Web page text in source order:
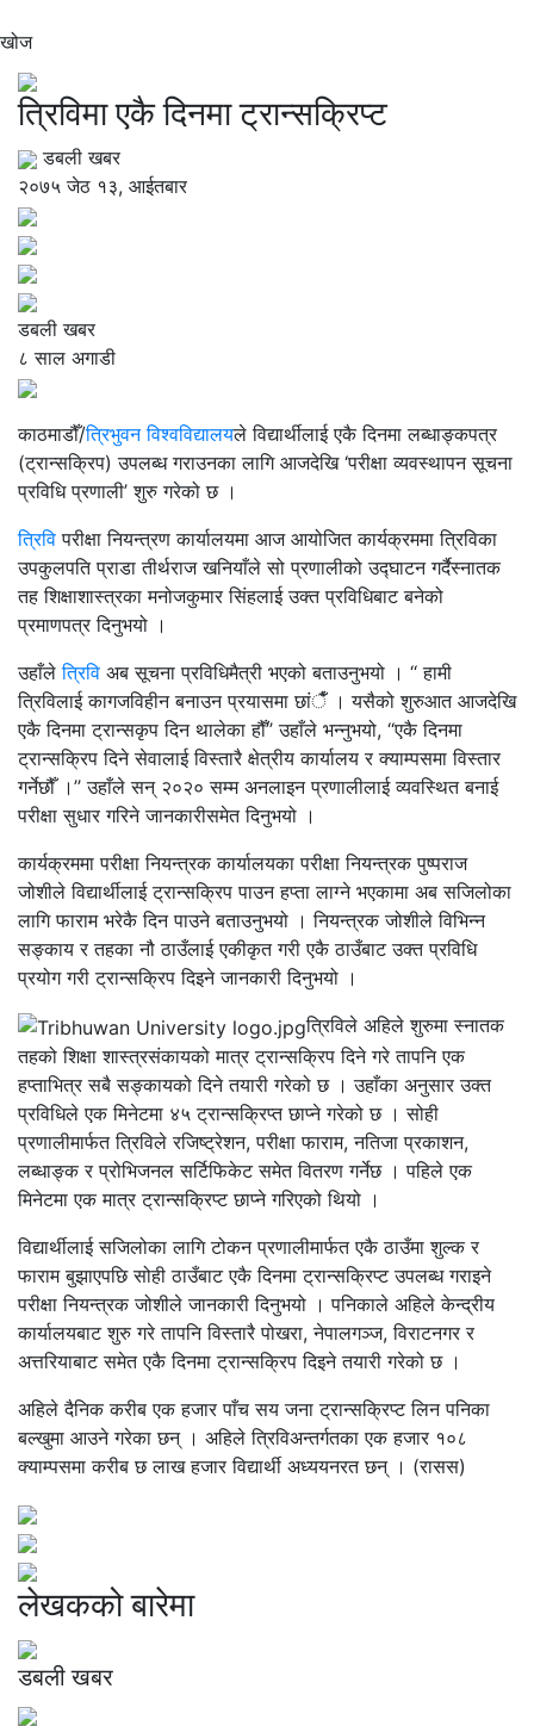
खोज
त्रिविमा एकै दिनमा ट्रान्सक्रिप्ट
डबली खबर
२०७५ जेठ १३, आईतबार
डबली खबर
८ साल अगाडी
काठमाडौँ/त्रिभुवन विश्वविद्यालयले विद्यार्थीलाई एकै दिनमा लब्धाङ्कपत्र
(ट्रान्सक्रिप) उपलब्ध गराउनका लागि आजदेखि ‘परीक्षा व्यवस्थापन सूचना
प्रविधि प्रणाली’ शुरु गरेको छ ।
त्रिवि परीक्षा नियन्त्रण कार्यालयमा आज आयोजित कार्यक्रममा त्रिविका
उपकुलपति प्राडा तीर्थराज खनियाँले सो प्रणालीको उद्घाटन गर्दैस्नातक
तह शिक्षाशास्त्रका मनोजकुमार सिंहलाई उक्त प्रविधिबाट बनेको
प्रमाणपत्र दिनुभयो ।
उहाँलेत्रिवि अब सूचना प्रविधिमैत्री भएको बताउनुभयो । ‘‘ हामी
त्रिविलाई कागजविहीन बनाउन प्रयासमा छांैँ । यसैको शुरुआत आजदेखि
एकै दिनमा ट्रान्सकृप दिन थालेका हौँ’’ उहाँले भन्नुभयो, ‘‘एकै दिनमा
ट्रान्सक्रिप दिने सेवालाई विस्तारै क्षेत्रीय कार्यालय र क्याम्पसमा विस्तार
गर्नेछौँ ।’’ उहाँले सन् २०२० सम्म अनलाइन प्रणालीलाई व्यवस्थित बनाई
परीक्षा सुधार गरिने जानकारीसमेत दिनुभयो ।
कार्यक्रममा परीक्षा नियन्त्रक कार्यालयका परीक्षा नियन्त्रक पुष्पराज
जोशीले विद्यार्थीलाई ट्रान्सक्रिप पाउन हप्ता लाग्ने भएकामा अब सजिलोका
लागि फाराम भरेकै दिन पाउने बताउनुभयो । नियन्त्रक जोशीले विभिन्न
सङ्काय र तहका नौ ठाउँलाई एकीकृत गरी एकै ठाउँबाट उक्त प्रविधि
प्रयोग गरी ट्रान्सक्रिप दिइने जानकारी दिनुभयो ।
त्रिविले अहिले शुरुमा स्नातक
तहको शिक्षा शास्त्रसंकायको मात्र ट्रान्सक्रिप दिने गरे तापनि एक
हप्ताभित्र सबै सङ्कायको दिने तयारी गरेको छ । उहाँका अनुसार उक्त
प्रविधिले एक मिनेटमा ४५ ट्रान्सक्रिप्त छाप्ने गरेको छ । सोही
प्रणालीमार्फत त्रिविले रजिष्ट्रेशन, परीक्षा फाराम, नतिजा प्रकाशन,
लब्धाङ्क र प्रोभिजनल सर्टिफिकेट समेत वितरण गर्नेछ । पहिले एक
मिनेटमा एक मात्र ट्रान्सक्रिप्ट छाप्ने गरिएको थियो ।
विद्यार्थीलाई सजिलोका लागि टोकन प्रणालीमार्फत एकै ठाउँमा शुल्क र
फाराम बुझाएपछि सोही ठाउँबाट एकै दिनमा ट्रान्सक्रिप्ट उपलब्ध गराइने
परीक्षा नियन्त्रक जोशीले जानकारी दिनुभयो । पनिकाले अहिले केन्द्रीय
कार्यालयबाट शुरु गरे तापनि विस्तारै पोखरा, नेपालगञ्ज, विराटनगर र
अत्तरियाबाट समेत एकै दिनमा ट्रान्सक्रिप दिइने तयारी गरेको छ ।
अहिले दैनिक करीब एक हजार पाँच सय जना ट्रान्सक्रिप्ट लिन पनिका
बल्खुमा आउने गरेका छन् । अहिले त्रिविअन्तर्गतका एक हजार १०८
क्याम्पसमा करीब छ लाख हजार विद्यार्थी अध्ययनरत छन् । (रासस)
लेखकको बारेमा
डबली खबर